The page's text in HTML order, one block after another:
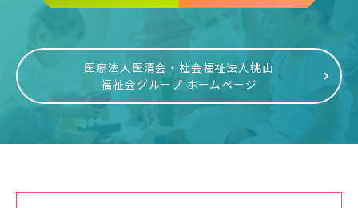
医療法人医清会・社会福祉法人桃山
福祉会グループ ホームページ